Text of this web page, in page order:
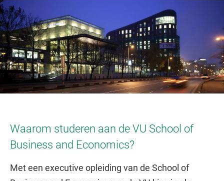
Waarom studeren aan de VU School of
Business and Economics?
Met een executive opleiding van de School of